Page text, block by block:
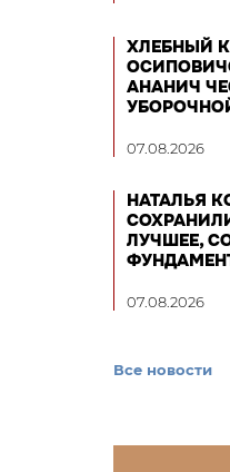
ХЛЕБНЫЙ
АНАНИЧ
07.08.2026
НАТАЛЬЯ
ЛУЧШЕЕ,
07.08.2026
Все новости